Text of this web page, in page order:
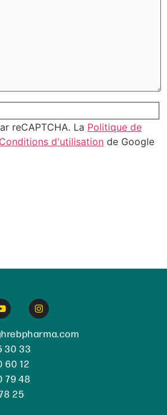
reCAPTCHA. La Politique de
Conditions d'utilisation de Google
30 33
60 12
79 48
25